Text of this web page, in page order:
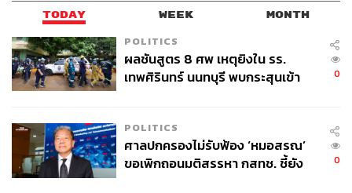
TODAY WEEK MONTH
POLITICS
ผลชันสูตร 8 ศพ เหตุยิงใน รร.
เทพศิรินทร์ นนทบุรี พบกระสุนเข้า
0
POLITICS
ศาลปกครองไม่รับฟ้อง ‘หมอสรณ’
ขอเพิกถอนมติสรรหา กสทช. ชี้ยัง
0